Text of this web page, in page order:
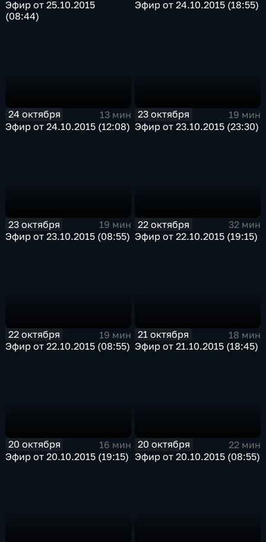
Эфир от 25.10.2015
(08:44)
Эфир от 24.10.2015 (18:55)
24 октября
13 мин
Эфир от 24.10.2015 (12:08)
23 октября
19 мин
Эфир от 23.10.2015 (23:30)
23 октября
19 мин
Эфир от 23.10.2015 (08:55)
22 октября
32 мин
Эфир от 22.10.2015 (19:15)
22 октября
19 мин
Эфир от 22.10.2015 (08:55)
21 октября
18 мин
Эфир от 21.10.2015 (18:45)
20 октября
16 мин
Эфир от 20.10.2015 (19:15)
20 октября
22 мин
Эфир от 20.10.2015 (08:55)